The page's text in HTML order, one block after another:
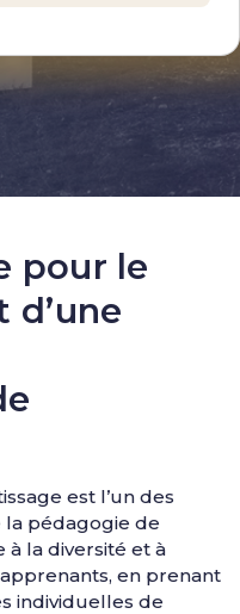
pour le
est l’un des
pédagogie de
à la diversité et à
en prenant
individuelles de